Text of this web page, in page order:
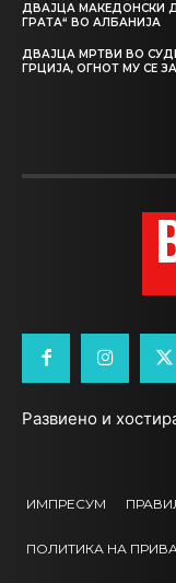
ДВАЈЦА МАКЕДОНСКИ
ГРАТА“ ВО АЛБАНИЈА
ДВАЈЦА МРТВИ ВО
ГРЦИЈА, ОГНОТ МУ СЕ
Развиено и
ИМПРЕСУМ
ПОЛИТИКА НА